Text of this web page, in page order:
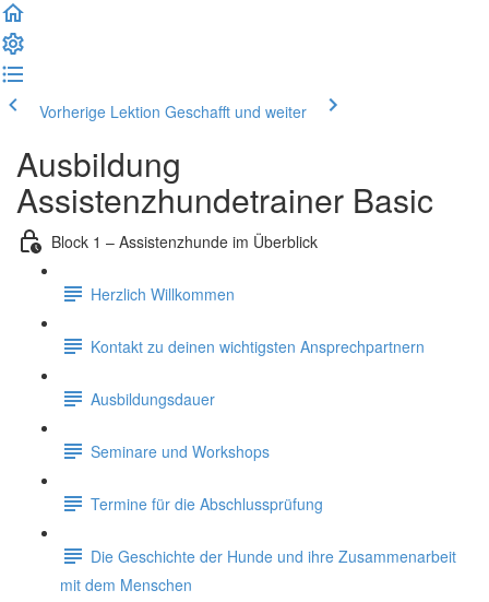
Vorherige Lektion Geschafft und weiter
Ausbildung
Assistenzhundetrainer Basic
Block 1 – Assistenzhunde im Überblick
Herzlich Willkommen
Kontakt zu deinen wichtigsten Ansprechpartnern
Ausbildungsdauer
Seminare und Workshops
Termine für die Abschlussprüfung
Die Geschichte der Hunde und ihre Zusammenarbeit
mit dem Menschen